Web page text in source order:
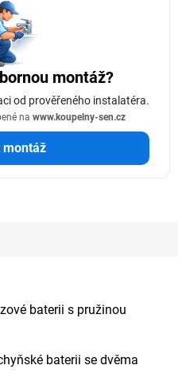
montáž?
od prověřeného instalatéra.
na www.koupelny-sen.cz
montáž
baterii s pružinou
baterii se dvěma